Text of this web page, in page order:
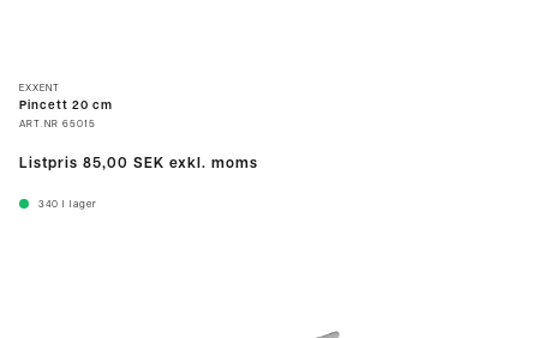
EXXENT
Pincett 20 cm
ART.NR 65015
Listpris 85,00 SEK exkl. moms
340 I lager